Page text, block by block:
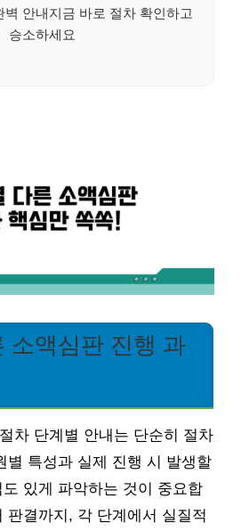
벽 안내지금 바로 절차 확인하고
승소하세요
소액심판 진행 과
차 단계별 안내는 단순히 절차
별 특성과 실제 진행 시 발생할
있게 파악하는 것이 중요합
판결까지, 각 단계에서 실질적